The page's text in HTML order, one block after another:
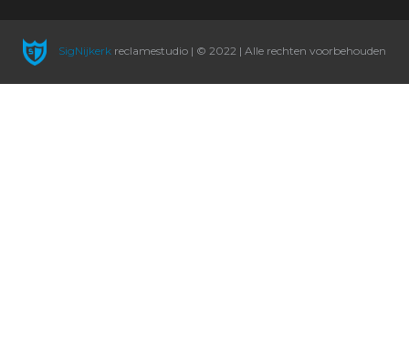
SigNijkerkreclamestudio | © 2022 | Alle rechten voorbehouden